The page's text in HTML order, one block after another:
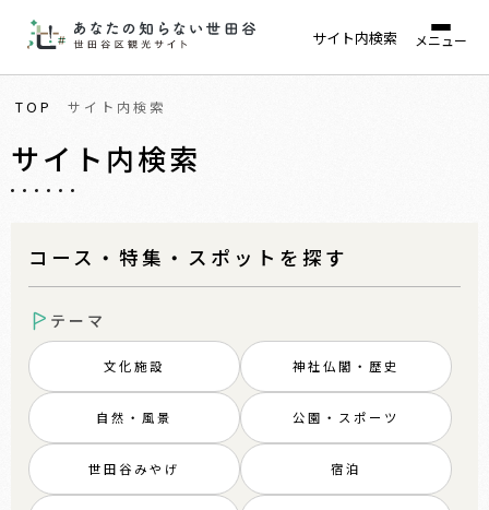
サイト内検索 メニュー
TOP サイト内検索
サイト内検索
コース・特集・スポットを探す
テーマ
文化施設 神社仏閣・歴史
自然・風景 公園・スポーツ
世田谷みやげ 宿泊